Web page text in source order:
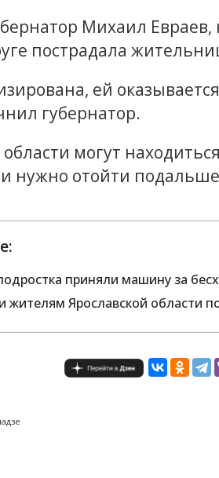
Михаил
пострадала
ей
губернатор.
могут
нужно отойти
приняли машину за
жителям Ярославской области